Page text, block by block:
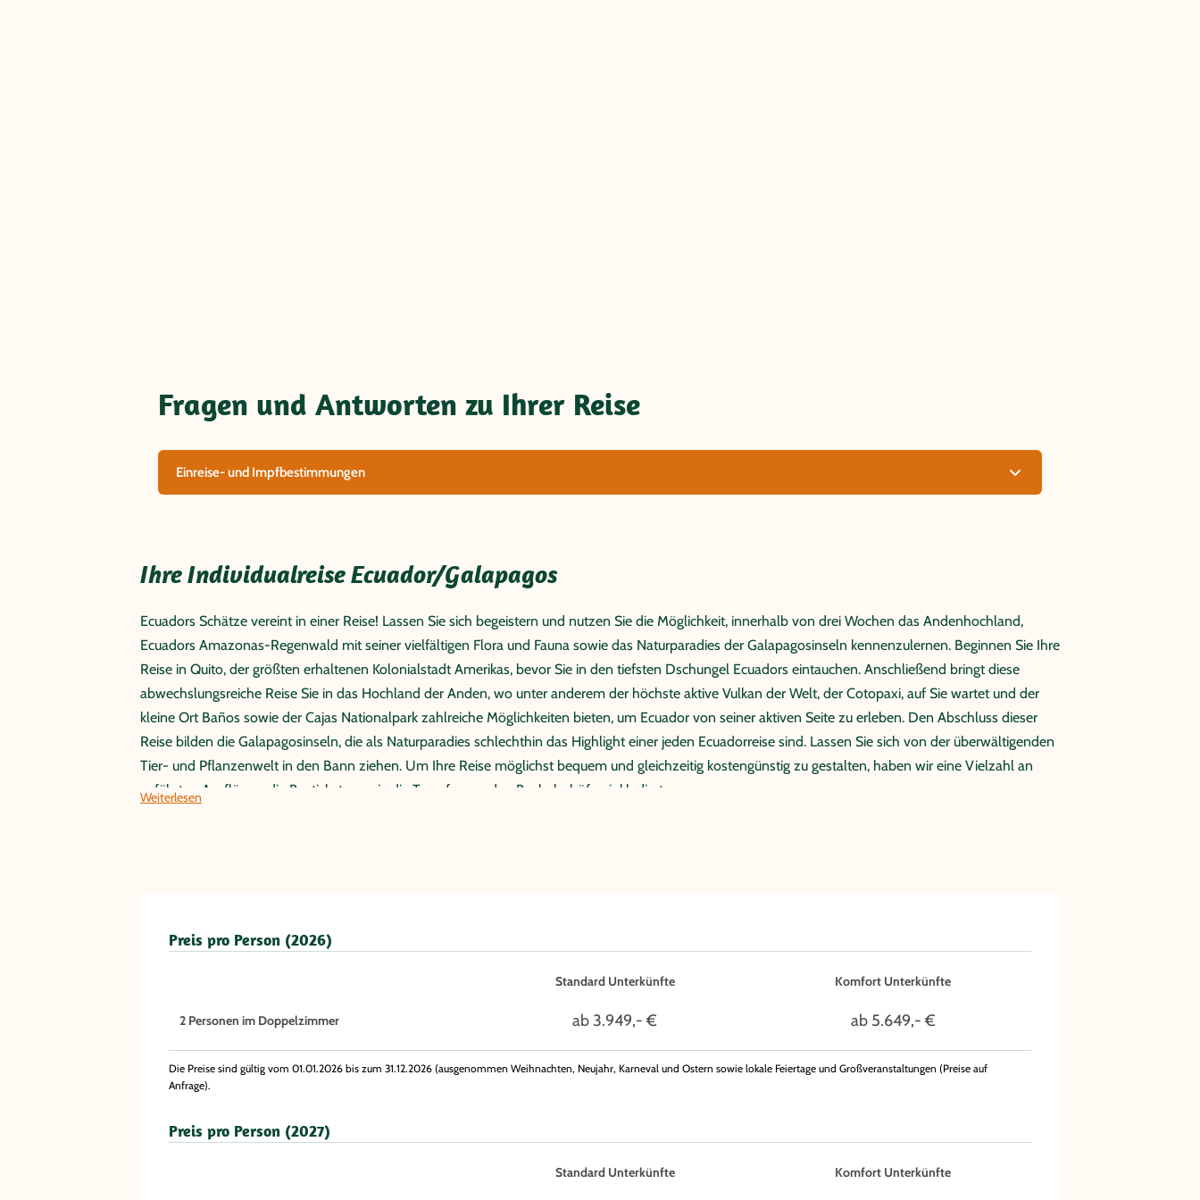
Fragen und Antworten zu Ihrer Reise
Einreise- und Impfbestimmungen
Ihre Individualreise Ecuador/Galapagos
Ecuadors Schätze vereint in einer Reise! Lassen Sie sich begeistern und nutzen Sie die Möglichkeit, innerhalb von drei Wochen das Andenhochland,
Ecuadors Amazonas-Regenwald mit seiner vielfältigen Flora und Fauna sowie das Naturparadies der Galapagosinseln kennenzulernen. Beginnen Sie Ihre
Reise in Quito, der größten erhaltenen Kolonialstadt Amerikas, bevor Sie in den tiefsten Dschungel Ecuadors eintauchen. Anschließend bringt diese
abwechslungsreiche Reise Sie in das Hochland der Anden, wo unter anderem der höchste aktive Vulkan der Welt, der Cotopaxi, auf Sie wartet und der
kleine Ort Baños sowie der Cajas Nationalpark zahlreiche Möglichkeiten bieten, um Ecuador von seiner aktiven Seite zu erleben. Den Abschluss dieser
Reise bilden die Galapagosinseln, die als Naturparadies schlechthin das Highlight einer jeden Ecuadorreise sind. Lassen Sie sich von der überwältigenden
Tier- und Pflanzenwelt in den Bann ziehen. Um Ihre Reise möglichst bequem und gleichzeitig kostengünstig zu gestalten, haben wir eine Vielzahl an
geführten Ausflügen, die Bustickets sowie die Transfers zu den Busbahnhöfen inkludiert.
Weiterlesen
Preis pro Person (2026)
Standard Unterkünfte Komfort Unterkünfte
2 Personen im Doppelzimmer ab 3.949,- € ab 5.649,- €
Die Preise sind gültig vom 01.01.2026 bis zum 31.12.2026 (ausgenommen Weihnachten, Neujahr, Karneval und Ostern sowie lokale Feiertage und Großveranstaltungen (Preise auf
Anfrage).
Preis pro Person (2027)
Standard Unterkünfte Komfort Unterkünfte